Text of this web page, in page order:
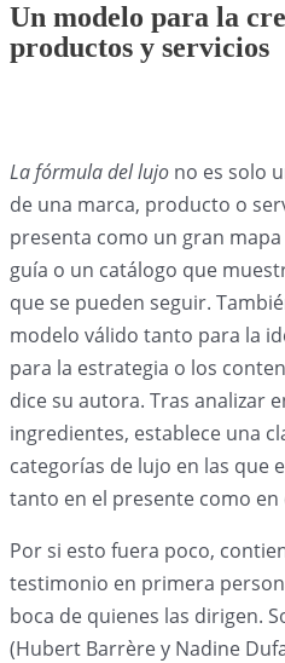
Un modelo para la
productos y servicios
La fórmula del lujo no es solo
de una marca, producto o
presenta como un gran
guía o un catálogo que
que se pueden seguir.
modelo válido tanto para la
para la estrategia o los
dice su autora. Tras analizar
ingredientes, establece una
categorías de lujo en las que
tanto en el presente como
Por si esto fuera poco,
testimonio en primera
boca de quienes las dirigen.
(Hubert Barrère y Nadine